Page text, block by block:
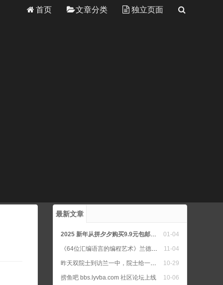
首页 文章分类 独立页面
最新文章
01-04
2025 新年从拼夕夕购买9.9元包邮的书籍二手正版书
11-04
《64位汇编语言的编程艺术》兰德尔·海德著
10-29
昨天双院士到访兰一中，院士给一中学生上公开课，我女儿所在班去听院士教诲了
10-06
捞鱼吧 bbs.lyvba.com 社区论坛上线